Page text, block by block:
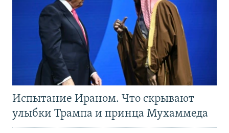
Испытание Ираном. Что скрывают
улыбки Трампа и принца Мухаммеда